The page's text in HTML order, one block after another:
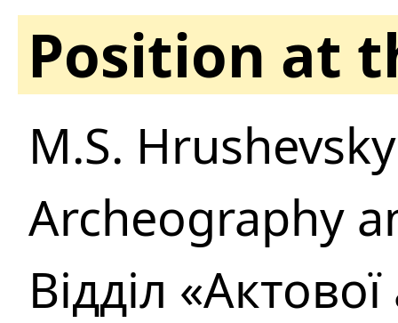
Position at
M.S.
Archeography
Відділ